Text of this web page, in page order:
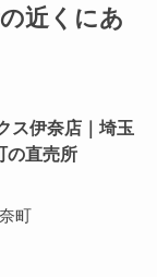
近くにあ
ス伊奈店｜埼玉
の直売所
町